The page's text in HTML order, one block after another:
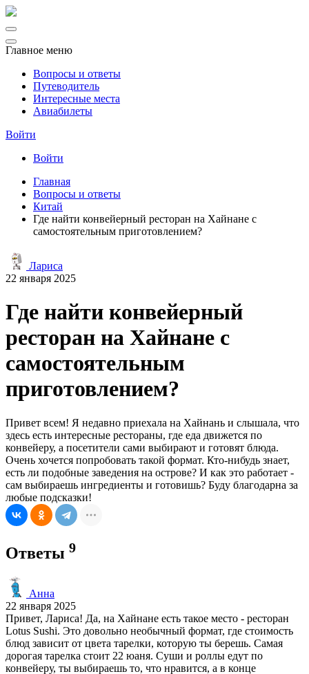
Главное меню
Вопросы и ответы
Путеводитель
Интересные места
Авиабилеты
Войти
Войти
Главная
Вопросы и ответы
Китай
Где найти конвейерный ресторан на Хайнане с
самостоятельным приготовлением?
Лариса
22 января 2025
Где найти конвейерный
ресторан на Хайнане с
самостоятельным
приготовлением?
Привет всем! Я недавно приехала на Хайнань и слышала, что
здесь есть интересные рестораны, где еда движется по
конвейеру, а посетители сами выбирают и готовят блюда.
Очень хочется попробовать такой формат. Кто-нибудь знает,
есть ли подобные заведения на острове? И как это работает -
сам выбираешь ингредиенты и готовишь? Буду благодарна за
любые подсказки!
Ответы 9
Анна
22 января 2025
Привет, Лариса! Да, на Хайнане есть такое место - ресторан
Lotus Sushi. Это довольно необычный формат, где стоимость
блюд зависит от цвета тарелки, которую ты берешь. Самая
дорогая тарелка стоит 22 юаня. Суши и роллы едут по
конвейеру, ты выбираешь то, что нравится, а в конце